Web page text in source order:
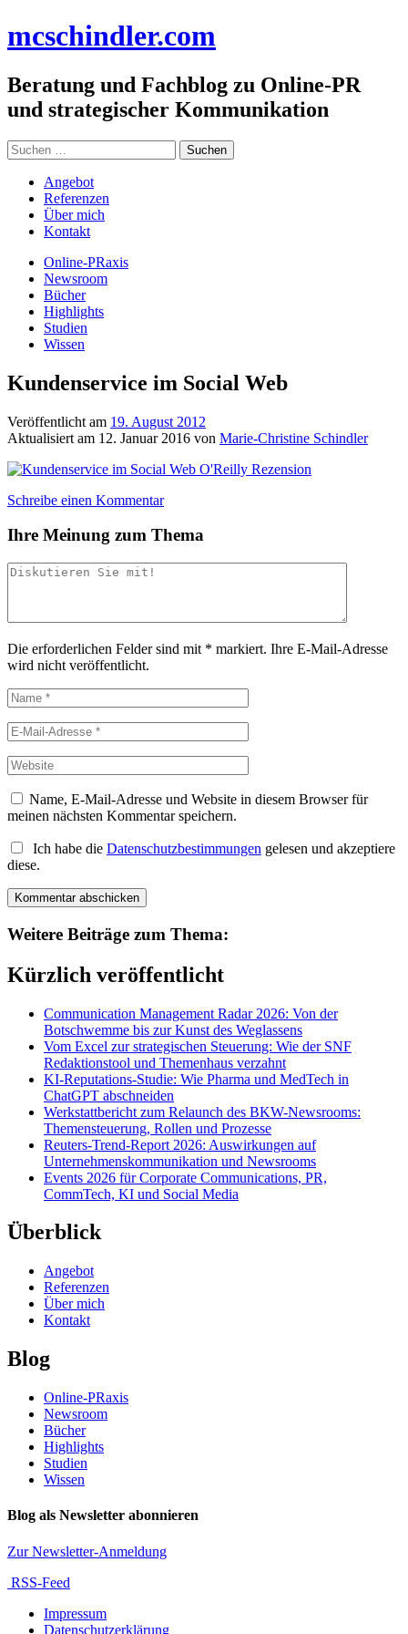
Inhalt
mcschindler.com
Beratung und Fachblog zu Online-PR
und strategischer Kommunikation
Suchen
nach:
Angebot
Referenzen
Über mich
Kontakt
Online-PRaxis
Newsroom
Bücher
Highlights
Studien
Wissen
Kundenservice im Social Web
Veröffentlicht am 19. August 2012
Aktualisiert am 12. Januar 2016 von Marie-Christine Schindler
Schreibe einen Kommentar
Ihre Meinung zum Thema
Die erforderlichen Felder sind mit * markiert. Ihre E-Mail-Adresse
wird nicht veröffentlicht.
Name, E-Mail-Adresse und Website in diesem Browser für
meinen nächsten Kommentar speichern.
Ich habe die Datenschutzbestimmungen gelesen und akzeptiere
diese.
Weitere Beiträge zum Thema:
Kürzlich veröffentlicht
Communication Management Radar 2026: Von der
Botschwemme bis zur Kunst des Weglassens
Vom Excel zur strategischen Steuerung: Wie der SNF
Redaktionstool und Themenhaus verzahnt
KI-Reputations-Studie: Wie Pharma und MedTech in
ChatGPT abschneiden
Werkstattbericht zum Relaunch des BKW-Newsrooms:
Themensteuerung, Rollen und Prozesse
Reuters-Trend-Report 2026: Auswirkungen auf
Unternehmenskommunikation und Newsrooms
Events 2026 für Corporate Communications, PR,
CommTech, KI und Social Media
Überblick
Angebot
Referenzen
Über mich
Kontakt
Blog
Online-PRaxis
Newsroom
Bücher
Highlights
Studien
Wissen
Blog als Newsletter abonnieren
Zur Newsletter-Anmeldung
RSS-Feed
Impressum
Datenschutzerklärung